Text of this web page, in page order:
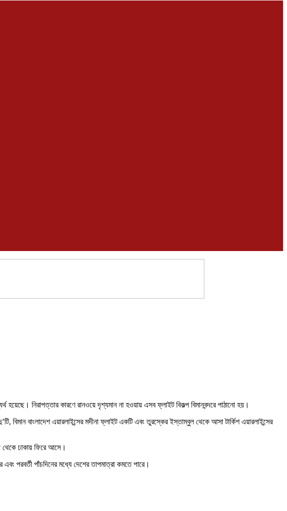
নিরাপত্তার কারণে রানওয়ে দৃশ্যমান না হওয়ায় এসব ফ্লাইট বিকল্প বিমানবন্দরে পাঠানো হয়।
বিমান বাংলাদেশ এয়ারলাইন্সের মদীনা ফ্লাইট একটি এবং তুরস্কের ইস্তাম্বুল থেকে আসা টার্কিশ এয়ারলাইন্সের
থেকে ঢাকায় ফিরে আসে।
পরবর্তী পাঁচদিনের মধ্যে দেশের তাপমাত্রা কমতে পারে।